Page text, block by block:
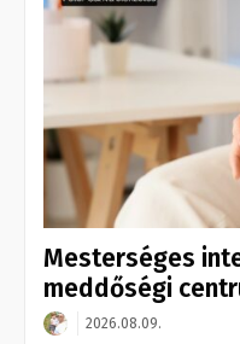
Mesterséges
meddőségi
2026.08.09.